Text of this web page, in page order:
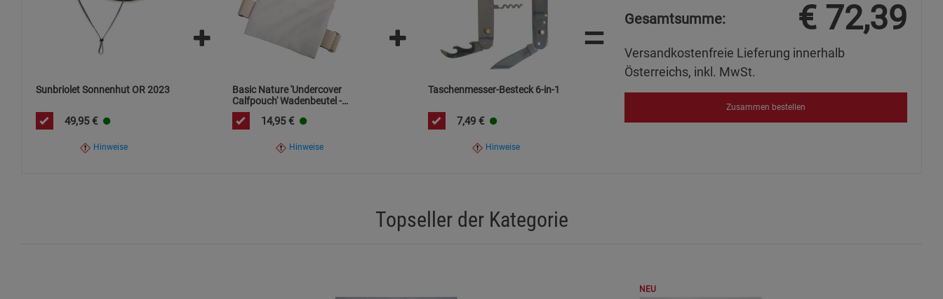
Sunbriolet Sonnenhut OR 2023
49,95 €
Hinweise
Basic Nature 'Undercover
Calfpouch' Wadenbeutel -
Polycotton
14,95 €
Hinweise
Taschenmesser-Besteck 6-in-1
7,49 €
Hinweise
= Gesamtsumme: € 72,39
Versandkostenfreie Lieferung innerhalb
Österreichs, inkl. MwSt.
Zusammen bestellen
Topseller der Kategorie
NEU
Marketing Cookies
Beschreibung Marketing Cookies
Cookie-Informationen anzeigen
Datenschutzerklärung